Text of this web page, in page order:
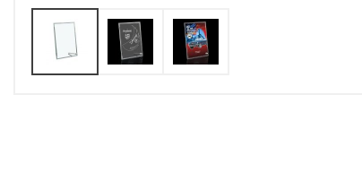
TROPHY PACKS
PROMOCJE